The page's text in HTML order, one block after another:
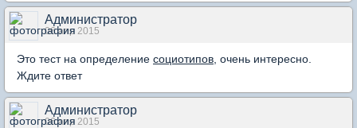
Администратор
06 апр 2015
Это тест на определение социотипов , очень интересно.
Ждите ответ
Администратор
06 апр 2015